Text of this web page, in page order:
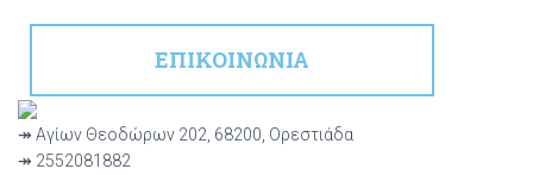
ΕΠΙΚΟΙΝΩΝΙΑ
↠ Αγίων Θεοδώρων 202, 68200, Ορεστιάδα
↠ 2552081882